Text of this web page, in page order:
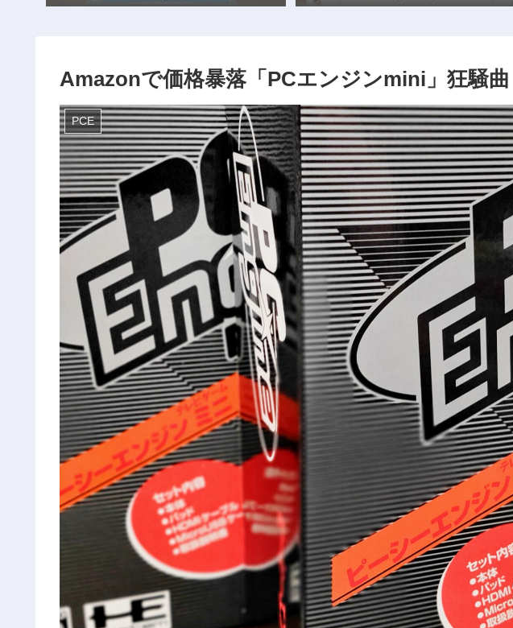
Amazonで価格暴落「PCエンジンmini」狂騒曲
PCE